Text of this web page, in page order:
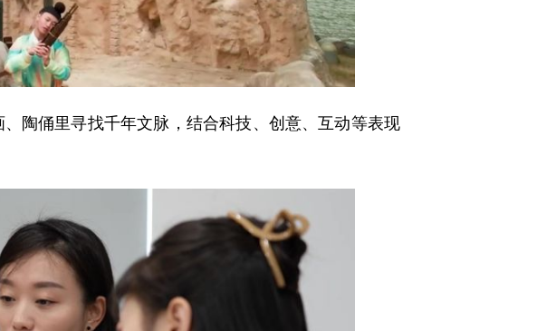
俑里寻找千年文脉，结合科技、创意、互动等表现